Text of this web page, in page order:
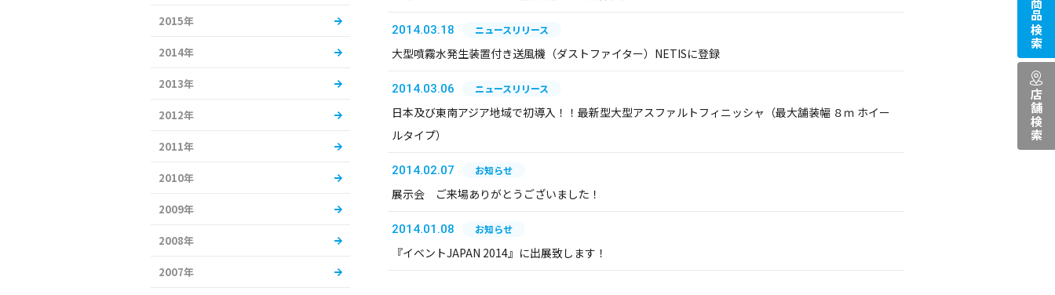
2014.03.18 ニュースリリース
大型噴霧水発生装置付き送風機（ダストファイター）NETISに登録
2014.03.06 ニュースリリース
日本及び東南アジア地域で初導入！！最新型大型アスファルトフィニッシャ（最大舗装幅 ８ｍ ホイー
ルタイプ）
2014.02.07 お知らせ
展示会 ご来場ありがとうございました！
2014.01.08 お知らせ
『イベントJAPAN 2014』に出展致します！
2015年
2014年
2013年
2012年
2011年
2010年
2009年
2008年
2007年
商品検索
店舗検索